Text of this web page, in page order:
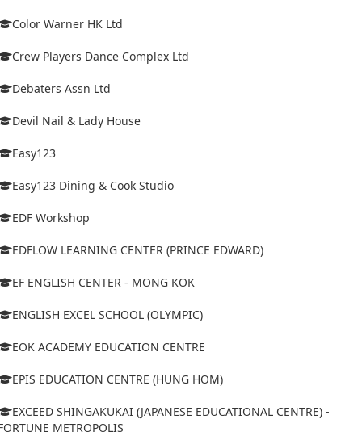
Color Warner HK Ltd
Crew Players Dance Complex Ltd
Debaters Assn Ltd
Devil Nail & Lady House
Easy123
Easy123 Dining & Cook Studio
EDF Workshop
EDFLOW LEARNING CENTER (PRINCE EDWARD)
EF ENGLISH CENTER - MONG KOK
ENGLISH EXCEL SCHOOL (OLYMPIC)
EOK ACADEMY EDUCATION CENTRE
EPIS EDUCATION CENTRE (HUNG HOM)
EXCEED SHINGAKUKAI (JAPANESE EDUCATIONAL CENTRE) -
METROPOLIS